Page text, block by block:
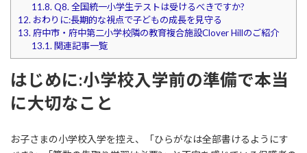
11.8. Q8. 全国統一小学生テストは受けるべきですか?
12. おわりに:長期的な視点で子どもの成長を見守る
13. 府中市・府中第二小学校隣の教育複合施設Clover Hillのご紹介
13.1. 関連記事一覧
はじめに:小学校入学前の準備で本当
に大切なこと
お子さまの小学校入学を控え、「ひらがなは全部書けるようにす